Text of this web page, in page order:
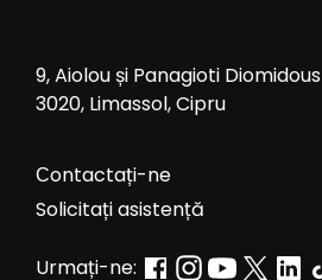
9, Aiolou și Panagioti Diomidous
3020, Limassol, Cipru
Сontactați-ne
Solicitați asistență
Urmați-ne: